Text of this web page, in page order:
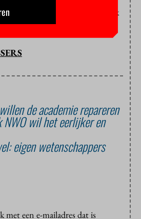
gratis te lezen. Dat geldt ook
Zwitserland en de Verenigde
de academie repareren
NWO wil het eerlijker en
eigen wetenschappers
met een e-mailadres dat is